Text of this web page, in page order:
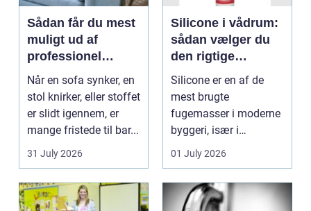
Sådan får du mest
muligt ud af
professionel
møbelpolstring
Når en sofa synker, en
stol knirker, eller stoffet
er slidt igennem, er
mange fristede til bar...
31 July 2026
Silicone i vådrum:
sådan vælger du
den rigtige
fugemasse
Silicone er en af de
mest brugte
fugemasser i moderne
byggeri, især i
badeværelser,
køkkener og andr...
01 July 2026